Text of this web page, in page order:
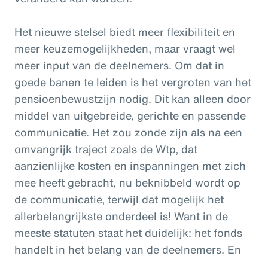
Het nieuwe stelsel biedt meer flexibiliteit en
meer keuzemogelijkheden, maar vraagt wel
meer input van de deelnemers. Om dat in
goede banen te leiden is het vergroten van het
pensioenbewustzijn nodig. Dit kan alleen door
middel van uitgebreide, gerichte en passende
communicatie. Het zou zonde zijn als na een
omvangrijk traject zoals de Wtp, dat
aanzienlijke kosten en inspanningen met zich
mee heeft gebracht, nu beknibbeld wordt op
de communicatie, terwijl dat mogelijk het
allerbelangrijkste onderdeel is! Want in de
meeste statuten staat het duidelijk: het fonds
handelt in het belang van de deelnemers. En